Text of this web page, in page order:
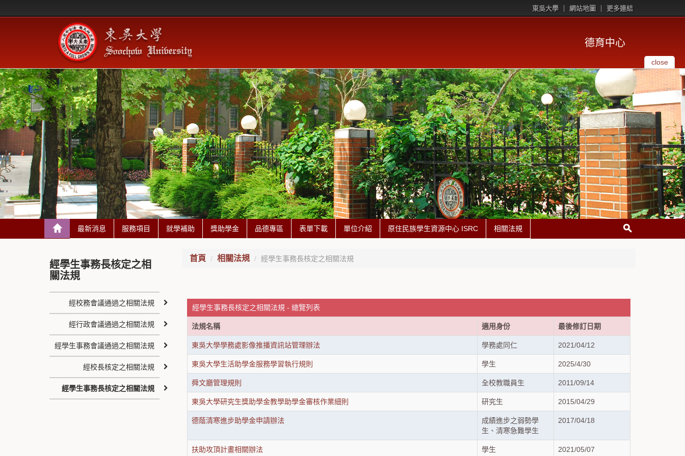
東吳大學 網站地圖 更多連結
德育中心
close
最新消息 服務項目 就學補助 獎助學金 品德專區 表單下載 單位介紹 原住民族學生資源中心 ISRC 相關法規
首頁 相關法規 經學生事務長核定之相關法規
經學生事務長核定之相關法規 - 總覽列表
法規名稱 適用身份 最後修訂日期
東吳大學學務處影像推播資訊站管理辦法 學務處同仁 2021/04/12
東吳大學生活助學金服務學習執行規則 學生 2025/4/30
舜文廳管理規則 全校教職員生 2011/09/14
東吳大學研究生獎助學金教學助學金審核作業細則 研究生 2015/04/29
德蔭清寒進步助學金申請辦法
成績進步之弱勢學
生、清寒急難學生
2017/04/18
扶助攻頂計畫相關辦法 學生 2021/05/07
經學生事務長核定之相
關法規
經校務會議通過之相關法規
經行政會議通過之相關法規
經學生事務會議通過之相關法規
經校長核定之相關法規
經學生事務長核定之相關法規